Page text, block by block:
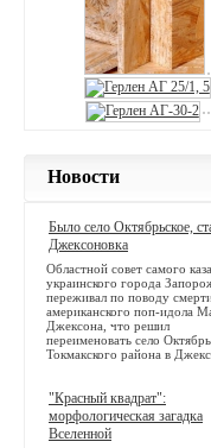
Новости
Было село Октябрьское,
Джексоновка
Областной совет самого
украинского города
переживал по поводу
американского поп-идола
Джексона, что решил
переименовать село
Токмакского района в
"Красный квадрат":
морфологическая загадка
Вселенной